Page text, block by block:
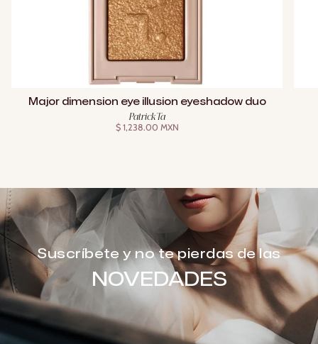
Major dimension eye illusion eyeshadow duo
Patrick Ta
$ 1,238.00 MXN
Suscríbete y no te pierdas de las
NOVEDADES